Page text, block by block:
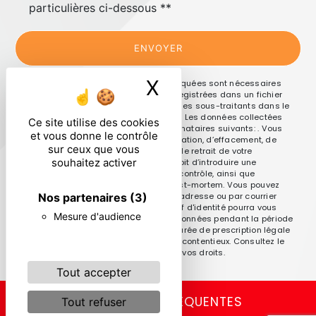
Ce site utilise des cookies
et vous donne le contrôle
sur ceux que vous
souhaitez activer
Nos partenaires (3)
Mesure d'audience
Tout accepter
Tout refuser
X Masquer le
particulières ci-dessous **
ENVOYER
** Les données personnelles communiquées sont nécessaires
aux fins de vous contacter et sont enregistrées dans un fichier
informatisé. Elles sont destinées à et ses sous-traitants dans le
seul but de répondre à votre message. Les données collectées
seront communiquées aux seuls destinataires suivants: . Vous
disposez de droits d’accès, de rectification, d’effacement, de
portabilité, de limitation, d’opposition, de retrait de votre
consentement à tout moment et du droit d’introduire une
réclamation auprès d’une autorité de contrôle, ainsi que
d’organiser le sort de vos données post-mortem. Vous pouvez
exercer ces droits par voie postale à l'adresse ou par courrier
électronique à l'adresse . Un justificatif d'identité pourra vous
être demandé. Nous conservons vos données pendant la période
de prise de contact puis pendant la durée de prescription légale
aux fins probatoires et de gestion des contentieux. Consultez le
site cnil.fr pour plus d’informations sur vos droits.
RECHERCHES FRÉQUENTES